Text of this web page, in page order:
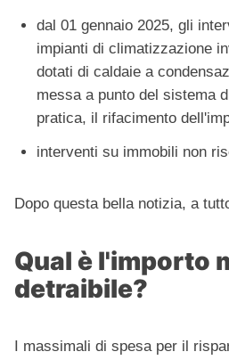
dal 01 gennaio 2025, gli
impianti di climatizzazione
dotati di caldaie a
messa a punto del sistema
pratica, il rifacimento
interventi su immobili non
Dopo questa bella notizia, a
Qual è l'importo
detraibile?
I massimali di spesa per il